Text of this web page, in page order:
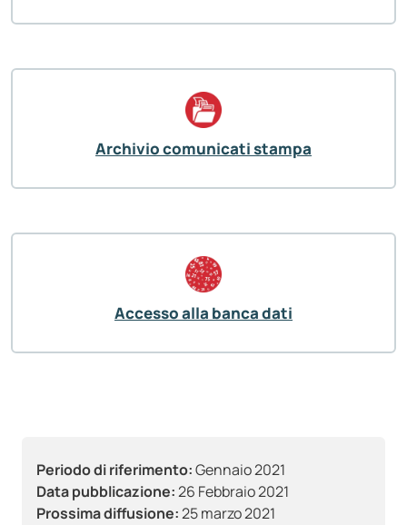
Periodo di riferimento:Gennaio 2021
Data pubblicazione:26 Febbraio 2021
Prossima diffusione:25 marzo 2021
Archivio comunicati stampa
Accesso alla banca dati